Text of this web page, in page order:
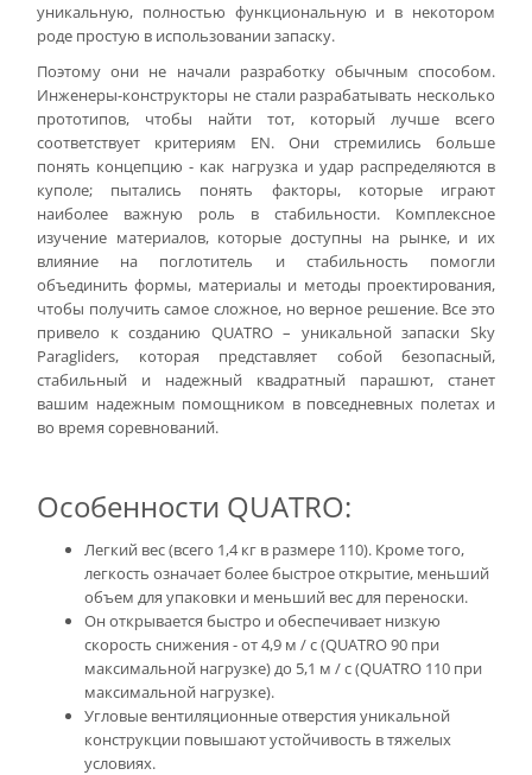
уникальную, полностью функциональную и в некотором
роде простую в использовании запаску.
Поэтому они не начали разработку обычным способом.
Инженеры-конструкторы не стали разрабатывать несколько
прототипов, чтобы найти тот, который лучше всего
соответствует критериям EN. Они стремились больше
понять концепцию - как нагрузка и удар распределяются в
куполе; пытались понять факторы, которые играют
наиболее важную роль в стабильности. Комплексное
изучение материалов, которые доступны на рынке, и их
влияние на поглотитель и стабильность помогли
объединить формы, материалы и методы проектирования,
чтобы получить самое сложное, но верное решение. Все это
привело к созданию QUATRO – уникальной запаски Sky
Paragliders, которая представляет собой безопасный,
стабильный и надежный квадратный парашют, станет
вашим надежным помощником в повседневных полетах и
во время соревнований.
Особенности QUATRO:
Легкий вес (всего 1,4 кг в размере 110). Кроме того,
легкость означает более быстрое открытие, меньший
объем для упаковки и меньший вес для переноски.
Он открывается быстро и обеспечивает низкую
скорость снижения - от 4,9 м / с (QUATRO 90 при
максимальной нагрузке) до 5,1 м / с (QUATRO 110 при
максимальной нагрузке).
Угловые вентиляционные отверстия уникальной
конструкции повышают устойчивость в тяжелых
условиях.